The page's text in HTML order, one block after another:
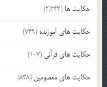
حکایت ها (2,244)
حکایت های آموزنده (749)
حکایت های قرآنی (107)
حکایت های معصومین (838)